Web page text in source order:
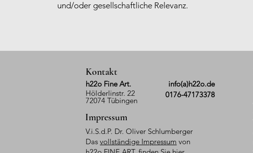
und/oder gesellschaftliche Relevanz.
Kontakt
h22o Fine Art.
Hölderlinstr. 22
72074 Tübingen
info(a)h22o.de
0176-47173378
Impressum
V.i.S.d.P. Dr. Oliver Schlumberger
Dasvollständige Impressum von